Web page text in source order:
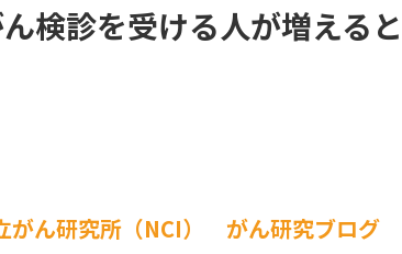
検診を受ける人が増える
がん研究所（NCI） がん研究ブログ